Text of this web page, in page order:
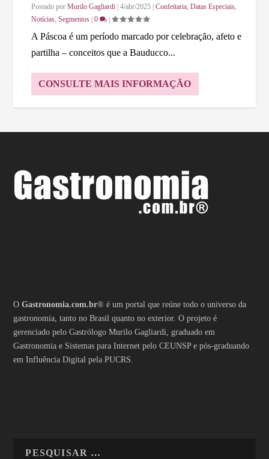
Postado porMurilo Gagliardi |4/abr/2025 |Confeitaria ,Datas Especiais
Notícias ,Segmentos |0 |
A Páscoa é um período marcado por celebração, afeto e
partilha – conceitos que a Bauducco...
CONSULTE MAIS INFORMAÇÃO
OGastronomia.com.br® é um portal que reúne todo o universo da
gastronomia, tanto no Brasil quanto no exterior. O projeto é
gerenciado pelo Gastrólogo Murilo Gagliardi, graduado em
Gastronomia e Sistemas para Internet pelo CEUNSP e pós-graduando
em Influência Digital pela PUCRS.